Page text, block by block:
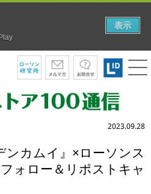
2023.09.28
ンカムイ』×ローソンス
ォロー＆リポストキャ
表示